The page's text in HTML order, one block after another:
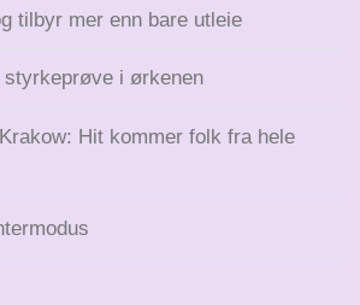
tilbyr mer enn bare utleie
styrkeprøve i ørkenen
Hit kommer folk fra hele